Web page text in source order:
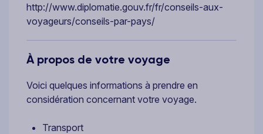
http://www.diplomatie.gouv.fr/fr/conseils-aux-
voyageurs/conseils-par-pays/
À propos de votre voyage
Voici quelques informations à prendre en
considération concernant votre voyage.
Transport